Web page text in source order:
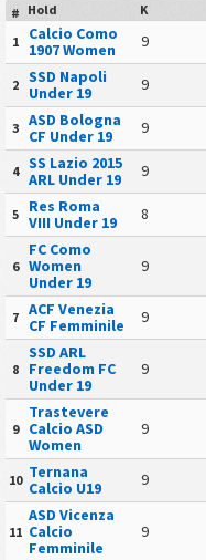
# Hold K
1
Calcio Como
1907 Women
9
2 SSD Napoli
Under 19
9
3 ASD Bologna
CF Under 19
9
4 SS Lazio 2015
ARL Under 19
9
5
Res Roma
VIII Under 19
8
6
FC Como
Women
Under 19
9
7 ACF Venezia
CF Femminile
9
8
SSD ARL
Freedom FC
Under 19
9
9
Trastevere
Calcio ASD
Women
9
10 Ternana
Calcio U19
9
11
ASD Vicenza
Calcio
Femminile
9